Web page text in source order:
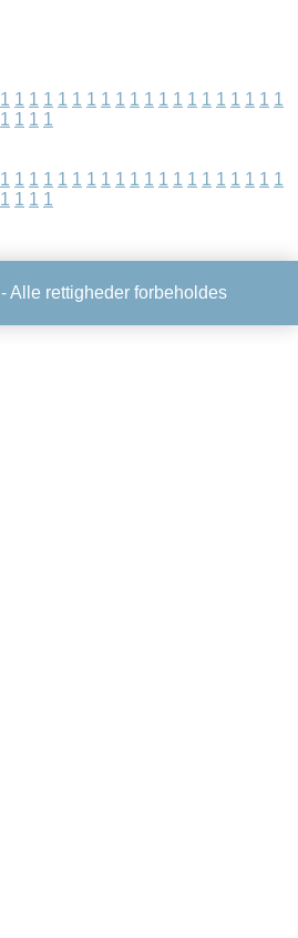
1 1 1 1 1 1 1 1 1 1 1 1 1 1 1 1 1 1 1 1
1 1 1 1
1 1 1 1 1 1 1 1 1 1 1 1 1 1 1 1 1 1 1 1
1 1 1 1
- Alle rettigheder forbeholdes